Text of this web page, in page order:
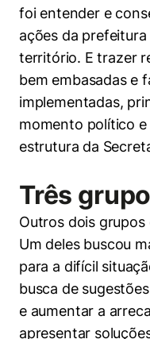
foi entender e
ações da
território. E trazer
bem embasadas e
implementadas,
momento político e
estrutura da
Três
Outros dois grupos
Um deles buscou
para a difícil
busca de
e aumentar a
apresentar